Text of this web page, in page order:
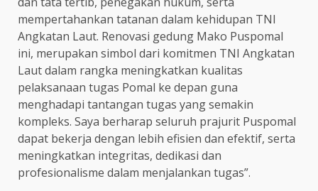
mempertahankan tatanan dalam kehidupan TNI
Angkatan Laut. Renovasi gedung Mako Puspomal
ini, merupakan simbol dari komitmen TNI Angkatan
Laut dalam rangka meningkatkan kualitas
pelaksanaan tugas Pomal ke depan guna
menghadapi tantangan tugas yang semakin
kompleks. Saya berharap seluruh prajurit Puspomal
dapat bekerja dengan lebih efisien dan efektif, serta
meningkatkan integritas, dedikasi dan
profesionalisme dalam menjalankan tugas”.